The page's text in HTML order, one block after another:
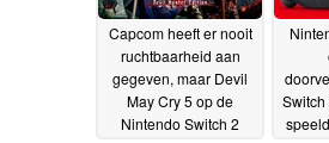
Capcom heeft er nooit
ruchtbaarheid aan
gegeven, maar Devil
May Cry 5 op de
Nintendo Switch 2